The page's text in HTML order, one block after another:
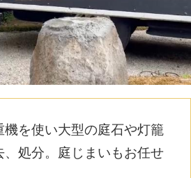
機を使い大型の庭石や灯籠
、処分。庭じまいもお任せ